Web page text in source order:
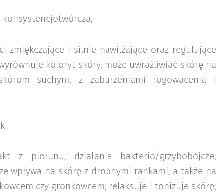
zmiękczające i silnie nawilżające oraz regulujące
koloryt skóry, może uwrażliwiać skórę na
suchym, z zaburzeniami rogowacenia i
z piołunu, działanie bakterio/grzybobójcze,
wpływa na skórę z drobnymi rankami, a także na
czy gronkowcem; relaksuje i tonizuje skórę;